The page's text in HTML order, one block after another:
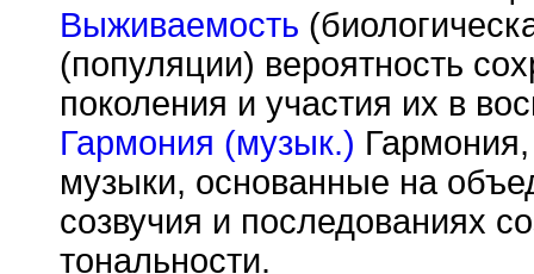
Выживаемость
(популяции) вероятность
поколения и участия их в
Гармония (музык.)
музыки, основанные на
созвучия и последованиях
тональности.